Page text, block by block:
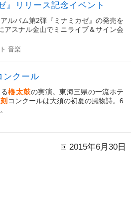
』リリース記念イベント
ルバム第2弾『ミナミカゼ』の発売を
アスナル金山でミニライブ＆サイン会
音楽
ンクール
櫓太鼓の実演。東海三県の一流ホテ
コンクールは大須の初夏の風物詩。6
2015年6月30日